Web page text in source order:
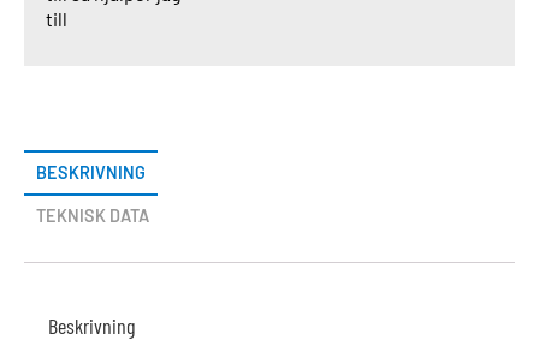
till
BESKRIVNING
TEKNISK DATA
Beskrivning